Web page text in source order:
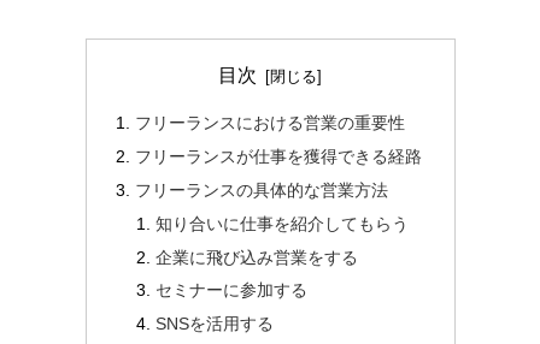
目次
フリーランスにおける営業の重要性
フリーランスが仕事を獲得できる経路
フリーランスの具体的な営業方法
知り合いに仕事を紹介してもらう
企業に飛び込み営業をする
セミナーに参加する
SNSを活用する